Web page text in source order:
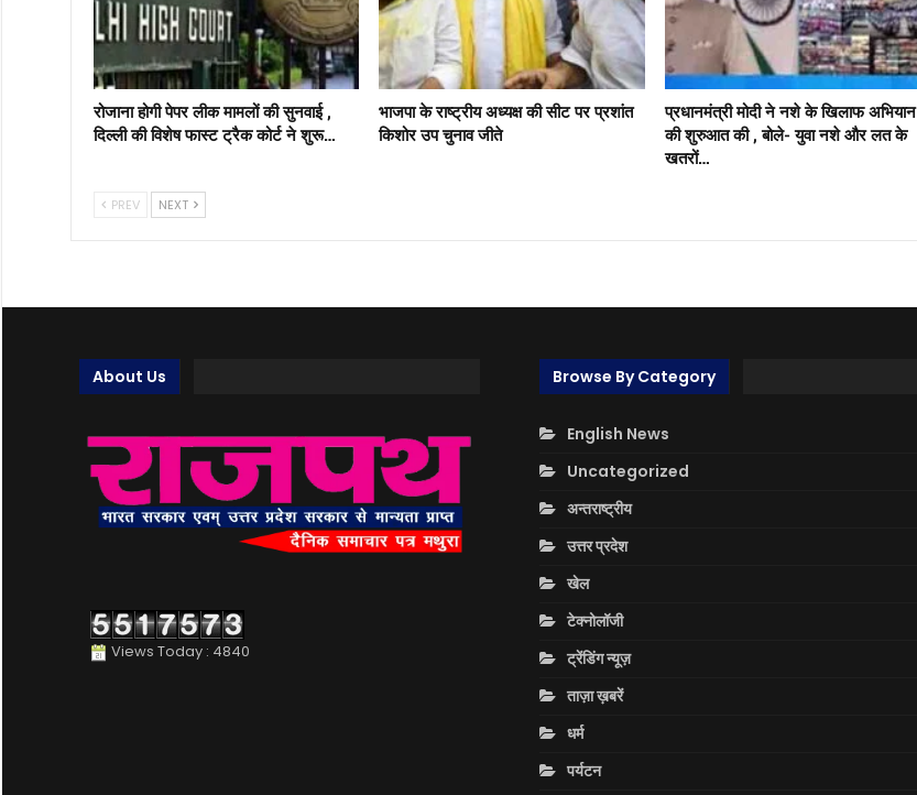
रोजाना होगी पेपर लीक मामलों की सुनवाई ,
दिल्ली की विशेष फास्ट ट्रैक कोर्ट ने शुरू…
भाजपा के राष्ट्रीय अध्यक्ष की सीट पर प्रशांत
किशोर उप चुनाव जीते
प्रधानमंत्री मोदी ने नशे के खिलाफ अभियान
की शुरुआत की , बोले- युवा नशे और लत के
खतरों…
PREV NEXT
About Us
Views Today : 4840
Browse By Category
English News
Uncategorized
अन्तराष्ट्रीय
उत्तर प्रदेश
खेल
टेक्नोलॉजी
ट्रेंडिंग न्यूज़
ताज़ा ख़बरें
धर्म
पर्यटन